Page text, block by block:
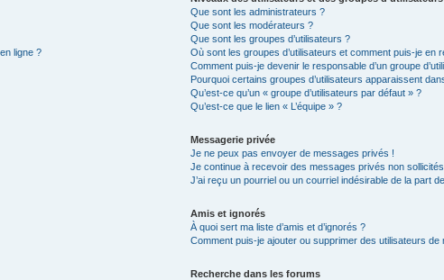
ligne ?
Que sont les administrateurs ?
Que sont les modérateurs ?
Que sont les groupes d’utilisateurs ?
Où sont les groupes d’utilisateurs et comment puis-je en
Comment puis-je devenir le responsable d’un groupe
Pourquoi certains groupes d’utilisateurs apparaissent
Qu’est-ce qu’un « groupe d’utilisateurs par défaut » ?
Qu’est-ce que le lien « L’équipe » ?
Messagerie privée
Je ne peux pas envoyer de messages privés !
Je continue à recevoir des messages privés non
J’ai reçu un pourriel ou un courriel indésirable de la part
Amis et ignorés
À quoi sert ma liste d’amis et d’ignorés ?
Comment puis-je ajouter ou supprimer des utilisateurs de
Recherche dans les forums